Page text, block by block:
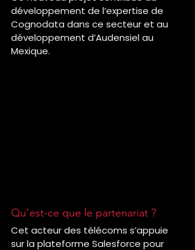
développement de l’expertise de
Cognodata dans ce secteur et au
développement d’Audensiel au
Mexique.
Qu’est-ce que le partenariat ?
Cet acteur des télécoms s’appuie
sur la plateforme Salesforce pour